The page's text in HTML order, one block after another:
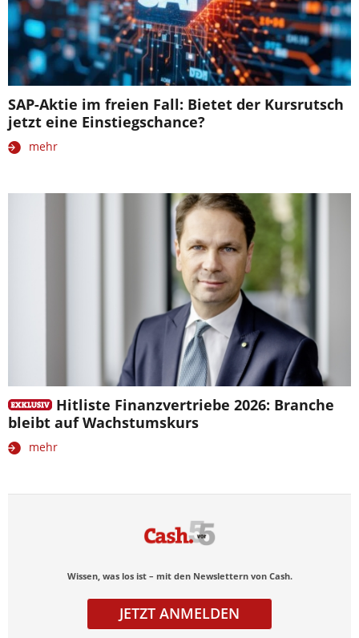
SAP-Aktie im freien Fall: Bietet der Kursrutsch
jetzt eine Einstiegschance?
mehr
Hitliste Finanzvertriebe 2026: Branche
bleibt auf Wachstumskurs
mehr
Wissen, was los ist – mit den Newslettern von Cash.
JETZT ANMELDEN